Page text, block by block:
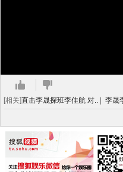
[相关]直击李晟探班李佳航 对.. 李晟